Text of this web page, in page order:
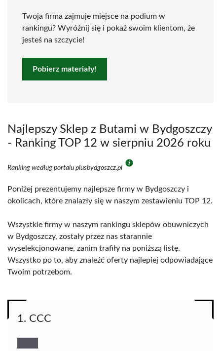
Twoja firma zajmuje miejsce na podium w
rankingu? Wyróżnij się i pokaż swoim klientom, że
jesteś na szczycie!
Pobierz materiały!
Najlepszy Sklep z Butami w Bydgoszczy
- Ranking TOP 12 w sierpniu 2026 roku
Ranking według portalu plusbydgoszcz.pl
Poniżej prezentujemy najlepsze firmy w Bydgoszczy i
okolicach, które znalazły się w naszym zestawieniu TOP 12.
Wszystkie firmy w naszym rankingu sklepów obuwniczych
w Bydgoszczy, zostały przez nas starannie
wyselekcjonowane, zanim trafiły na poniższą listę.
Wszystko po to, aby znaleźć oferty najlepiej odpowiadające
Twoim potrzebom.
1. CCC